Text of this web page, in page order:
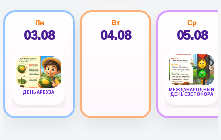
Пн
03.08
ДЕНЬ АРБУЗА
Вт
04.08
Ср
05.08
МЕЖДУНАРОДНЫЙ
ДЕНЬ СВЕТОФОРА